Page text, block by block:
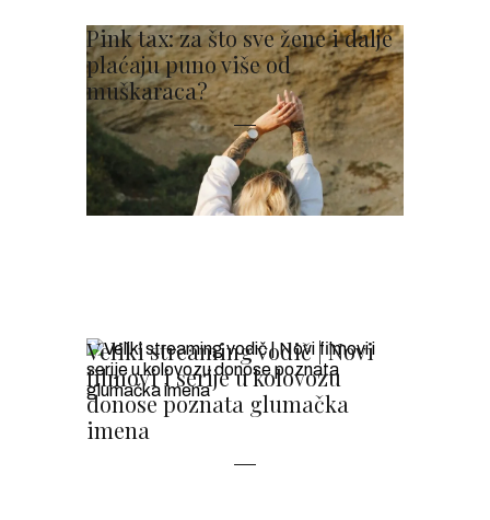
Pink tax: za što sve žene i dalje
plaćaju puno više od
muškaraca?
Veliki streaming vodič | Novi
filmovi i serije u kolovozu
donose poznata glumačka
imena